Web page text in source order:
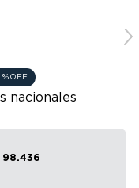
%OFF
nacionales
98.436